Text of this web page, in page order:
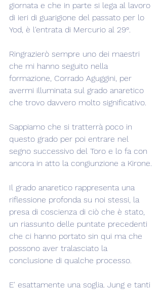
giornata e che in parte si lega al lavoro
di ieri di guarigione del passato per lo
Yod, è l'entrata di Mercurio al 29°.
Ringrazierò sempre uno dei maestri
che mi hanno seguito nella
formazione, Corrado Aguggini, per
avermi illuminata sul grado anaretico
che trovo davvero molto significativo.
Sappiamo che si tratterrà poco in
questo grado per poi entrare nel
segno successivo del Toro e lo fa con
ancora in atto la congiunzione a Kirone.
Il grado anaretico rappresenta una
riflessione profonda su noi stessi, la
presa di coscienza di ciò che è stato,
un riassunto delle puntate precedenti
che ci hanno portato sin qui ma che
possono aver tralasciato la
conclusione di qualche processo.
E' esattamente una soglia. Jung e tanti